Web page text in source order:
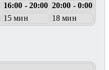
16:00 - 20:00 20:00 - 0:00
15 мин
18 мин